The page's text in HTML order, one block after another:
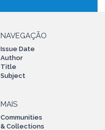
NAVEGAÇÃO
Issue Date
Author
Title
Subject
MAIS
Communities
& Collections